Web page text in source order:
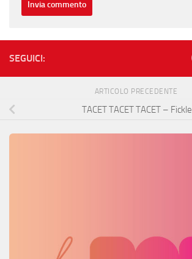
SEGUICI:
ARTICOLO PRECEDENTE
TACET TACET TACET – Fickle